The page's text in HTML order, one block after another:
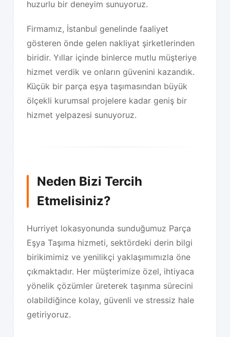
huzurlu bir deneyim sunuyoruz.
Firmamız, İstanbul genelinde faaliyet
gösteren önde gelen nakliyat şirketlerinden
biridir. Yıllar içinde binlerce mutlu müşteriye
hizmet verdik ve onların güvenini kazandık.
Küçük bir parça eşya taşımasından büyük
ölçekli kurumsal projelere kadar geniş bir
hizmet yelpazesi sunuyoruz.
Neden Bizi Tercih
Etmelisiniz?
Hurriyet lokasyonunda sunduğumuz Parça
Eşya Taşıma hizmeti, sektördeki derin bilgi
birikimimiz ve yenilikçi yaklaşımımızla öne
çıkmaktadır. Her müşterimize özel, ihtiyaca
yönelik çözümler üreterek taşınma sürecini
olabildiğince kolay, güvenli ve stressiz hale
getiriyoruz.